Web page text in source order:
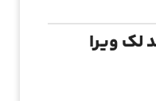
لک ویرا